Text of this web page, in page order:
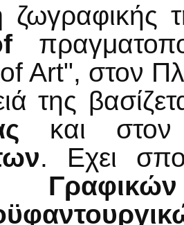
ζωγραφικής
Art", στον
της
και
. Εχει